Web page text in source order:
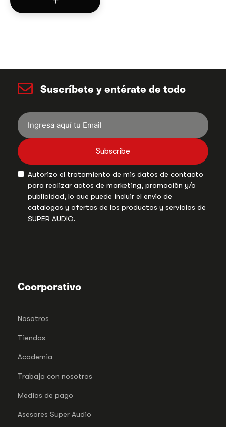
Suscríbete y entérate de todo
Subscribe
Autorizo el tratamiento de mis datos de contacto
para realizar actos de marketing, promoción y/o
publicidad, lo que puede incluir el envío de
catalogos y ofertas de los productos y servicios de
SUPER AUDIO.
Coorporativo
Nosotros
Tiendas
Academia
Trabaja con nosotros
Medios de pago
Asesores Super Audio